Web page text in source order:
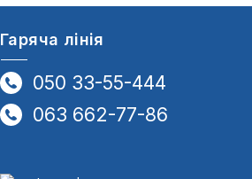
Гаряча лінія
050 33-55-444
063 662-77-86